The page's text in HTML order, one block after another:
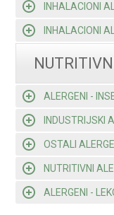
INHALACIONI
INHALACIONI
ALERGENI -
INDUSTRIJSKI
OSTALI
NUTRITIVNI
ALERGENI -